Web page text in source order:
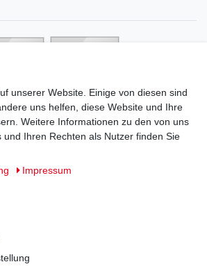
unserer Website. Einige von diesen sind
uns helfen, diese Website und Ihre
Weitere Informationen zu den von uns
und Ihren Rechten als Nutzer finden Sie
Impressum